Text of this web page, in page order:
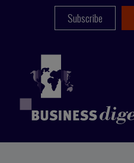
Subscribe